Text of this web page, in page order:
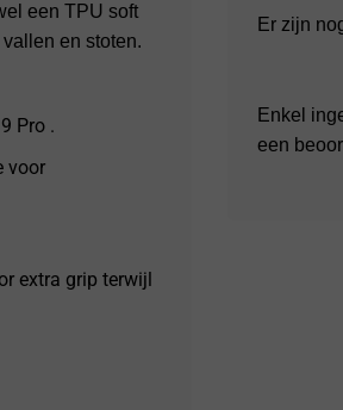
een TPU soft
en stoten.
Pro .
voor
extra grip terwijl
Er zijn
Enkel
een